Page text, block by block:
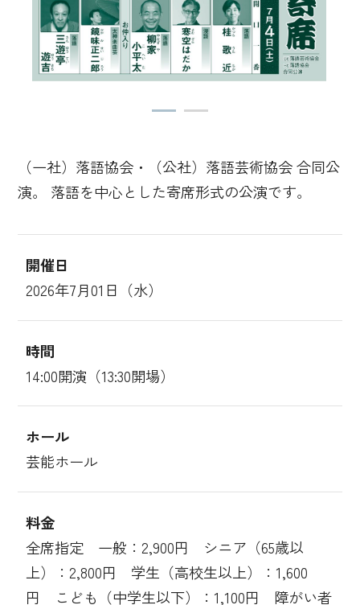
（一社）落語協会・（公社）落語芸術協会 合同公
演。 落語を中心とした寄席形式の公演です。
開催日
2026年7月01日（水）
時間
14:00開演（13:30開場）
ホール
芸能ホール
料金
全席指定 一般：2,900円 シニア（65歳以
上）：2,800円 学生（高校生以上）：1,600
円 こども（中学生以下）：1,100円 障がい者